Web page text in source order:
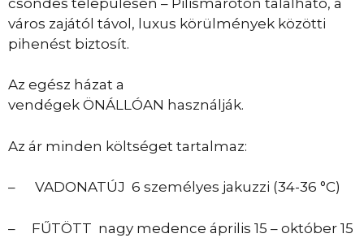
város zajától távol, luxus körülmények közötti
pihenést biztosít.
Az egész házat a
vendégek ÖNÁLLÓAN használják.
Az ár minden költséget tartalmaz:
– VADONATÚJ 6 személyes jakuzzi (34-36 °C)
– FŰTÖTT nagy medence április 15 – október 15